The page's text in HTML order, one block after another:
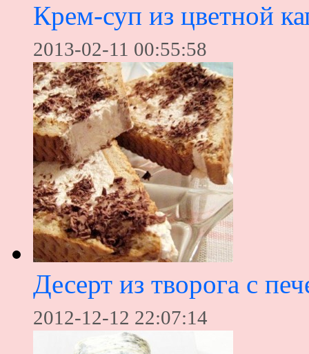
Крем-суп из цветной
2013-02-11 00:55:58
Десерт из творога с
2012-12-12 22:07:14